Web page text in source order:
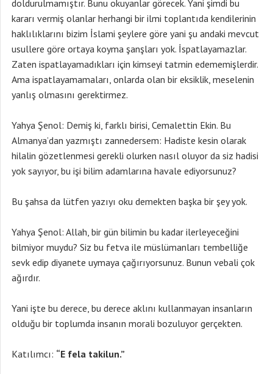
doldurulmamıştır. Bunu okuyanlar görecek. Yani şimdi bu
kararı vermiş olanlar herhangi bir ilmi toplantıda kendilerinin
haklılıklarını bizim İslami şeylere göre yani şu andaki mevcut
usullere göre ortaya koyma şanşları yok. İspatlayamazlar.
Zaten ispatlayamadıkları için kimseyi tatmin edememişlerdir.
Ama ispatlayamamaları, onlarda olan bir eksiklik, meselenin
yanlış olmasını gerektirmez.
Yahya Şenol: Demiş ki, farklı birisi, Cemalettin Ekin. Bu
Almanya’dan yazmıştı zannedersem: Hadiste kesin olarak
hilalin gözetlenmesi gerekli olurken nasıl oluyor da siz hadisi
yok sayıyor, bu işi bilim adamlarına havale ediyorsunuz?
Bu şahsa da lütfen yazıyı oku demekten başka bir şey yok.
Yahya Şenol: Allah, bir gün bilimin bu kadar ilerleyeceğini
bilmiyor muydu? Siz bu fetva ile müslümanları tembelliğe
sevk edip diyanete uymaya çağırıyorsunuz. Bunun vebali çok
ağırdır.
Yani işte bu derece, bu derece aklını kullanmayan insanların
olduğu bir toplumda insanın morali bozuluyor gerçekten.
Katılımcı: “E fela takilun.”